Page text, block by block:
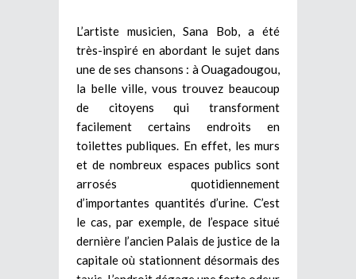
L’artiste musicien, Sana Bob, a été
très-inspiré en abordant le sujet dans
une de ses chansons : à Ouagadougou,
la belle ville, vous trouvez beaucoup
de citoyens qui transforment
facilement certains endroits en
toilettes publiques. En effet, les murs
et de nombreux espaces publics sont
arrosés quotidiennement
d’importantes quantités d’urine. C’est
le cas, par exemple, de l’espace situé
dernière l’ancien Palais de justice de la
capitale où stationnent désormais des